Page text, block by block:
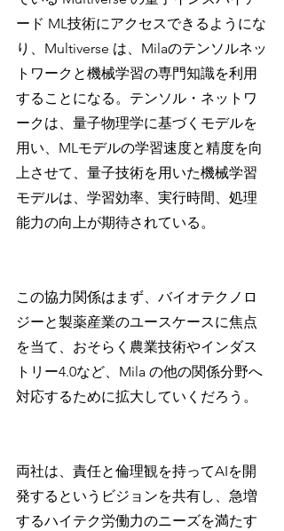
ード ML技術にアクセスできるようにな
り、Multiverse は、Milaのテンソルネッ
トワークと機械学習の専門知識を利用
することになる。テンソル・ネットワ
ークは、量子物理学に基づくモデルを
用い、MLモデルの学習速度と精度を向
上させて、量子技術を用いた機械学習
モデルは、学習効率、実行時間、処理
能力の向上が期待されている。
この協力関係はまず、バイオテクノロ
ジーと製薬産業のユースケースに焦点
を当て、おそらく農業技術やインダス
トリー4.0など、Mila の他の関係分野へ
対応するために拡大していくだろう。
両社は、責任と倫理観を持ってAIを開
発するというビジョンを共有し、急増
するハイテク労働力のニーズを満たす